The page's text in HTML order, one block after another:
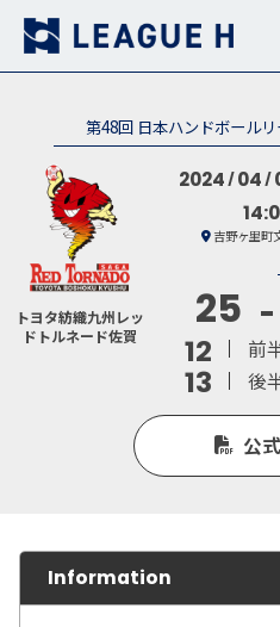
第48回 日本ハンドボール
トヨタ紡織九州レッ
ドトルネード佐賀
2024 04
吉野ヶ里町
25
12 前
13
後
公
Information